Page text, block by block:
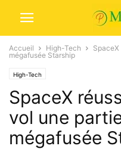
Accueil High-Tech
mégafusée Starship
High-Tech
SpaceX
vol une
mégafusée